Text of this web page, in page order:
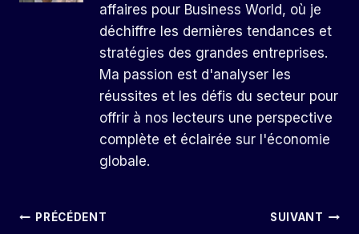
affaires pour Business World, où je
déchiffre les dernières tendances et
stratégies des grandes entreprises.
Ma passion est d'analyser les
réussites et les défis du secteur pour
offrir à nos lecteurs une perspective
complète et éclairée sur l'économie
globale.
Navigation
PRÉCÉDENT SUIVANT